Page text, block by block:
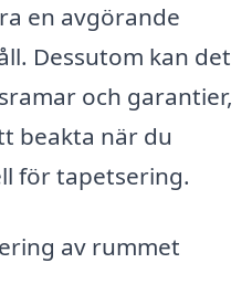
en avgörande
Dessutom kan det
och garantier,
beakta när du
för tapetsering.
av rummet